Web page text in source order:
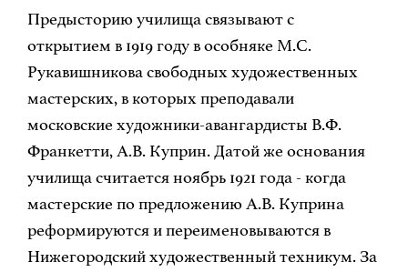
Предысторию училища связывают с
открытием в 1919 году в особняке М.С.
Рукавишникова свободных художественных
мастерских, в которых преподавали
московские художники-авангардисты В.Ф.
Франкетти, А.В. Куприн. Датой же основания
училища считается ноябрь 1921 года - когда
мастерские по предложению А.В. Куприна
реформируются и переименовываются в
Нижегородский художественный техникум. За